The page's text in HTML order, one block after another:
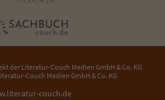
derLiteratur-Couch Medien GmbH & Co. KG
Couch Medien GmbH & Co. KG
couch.de